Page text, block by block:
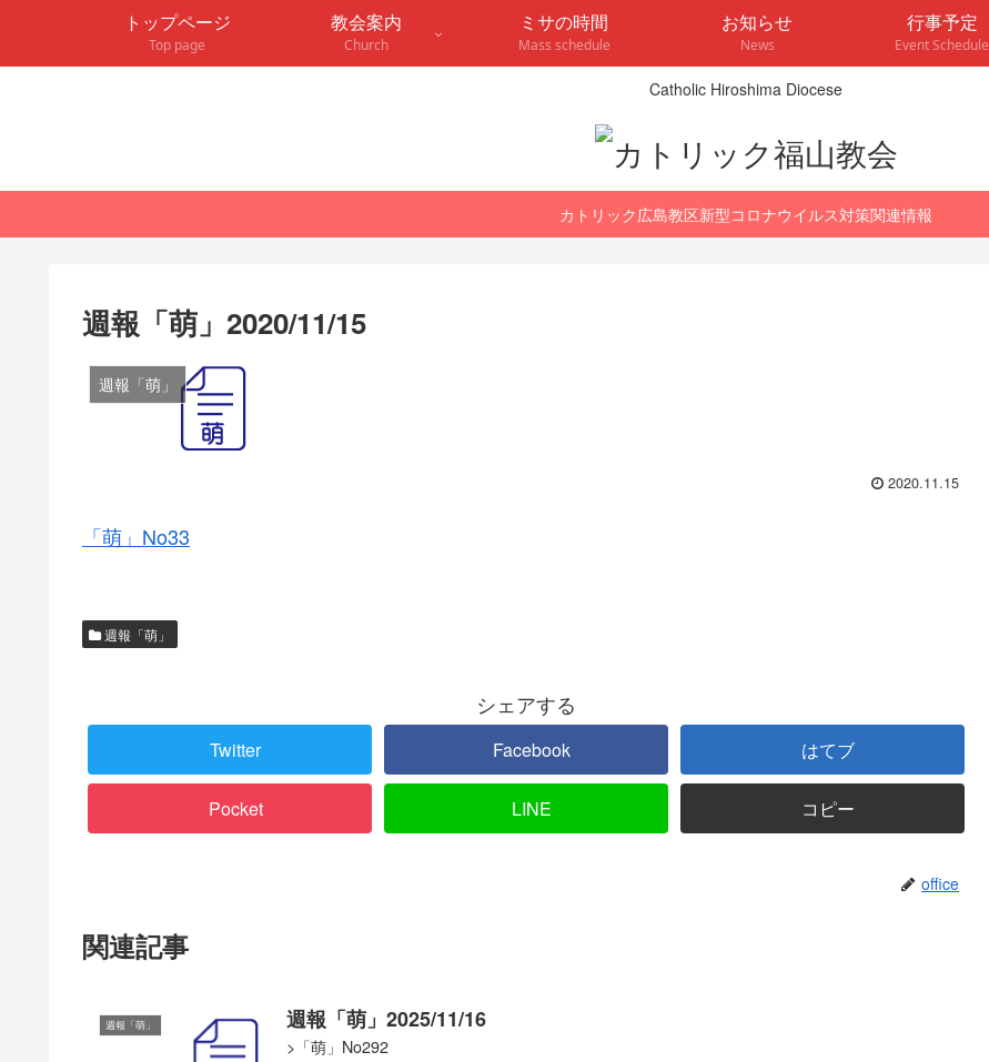
Catholic Hiroshima Diocese
トップページ
Top page
教会案内
Church
ミサの時間
Mass schedule
お知らせ
News
行事予定
Event Schedule
カトリック広島教区新型コロナウイルス対策関連情報
週報「萌」2020/11/15
週報「萌」
2020.11.15
「萌」No33
週報「萌」
シェアする
Twitter Facebook はてブ
Pocket LINE コピー
office
関連記事
週報「萌」 週報「萌」2025/11/16
>「萌」No292